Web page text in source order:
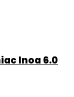
Inoa 6.0